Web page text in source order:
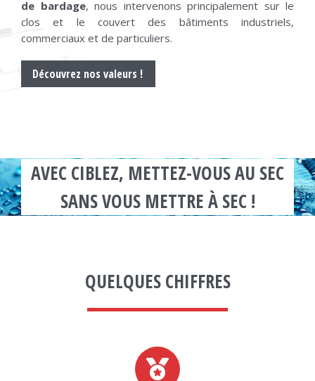
de bardage, nous intervenons principalement sur le
clos et le couvert des bâtiments industriels,
commerciaux et de particuliers.
Découvrez nos valeurs !
AVEC CIBLEZ, METTEZ-VOUS AU SEC
SANS VOUS METTRE À SEC !
QUELQUES CHIFFRES